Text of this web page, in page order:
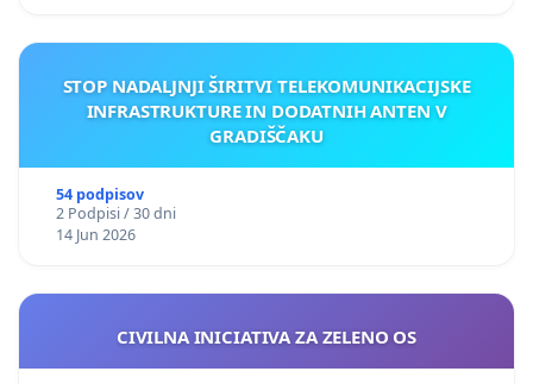
STOP NADALJNJI ŠIRITVI TELEKOMUNIKACIJSKE
INFRASTRUKTURE IN DODATNIH ANTEN V
GRADIŠČAKU
54 podpisov
2 Podpisi / 30 dni
14 Jun 2026
CIVILNA INICIATIVA ZA ZELENO OS